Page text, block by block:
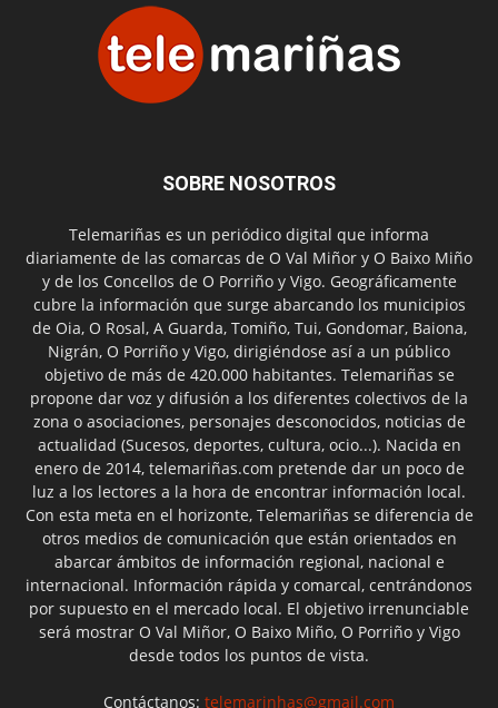
SOBRE NOSOTROS
Telemariñas es un periódico digital que informa
diariamente de las comarcas de O Val Miñor y O Baixo Miño
y de los Concellos de O Porriño y Vigo. Geográficamente
cubre la información que surge abarcando los municipios
de Oia, O Rosal, A Guarda, Tomiño, Tui, Gondomar, Baiona,
Nigrán, O Porriño y Vigo, dirigiéndose así a un público
objetivo de más de 420.000 habitantes. Telemariñas se
propone dar voz y difusión a los diferentes colectivos de la
zona o asociaciones, personajes desconocidos, noticias de
actualidad (Sucesos, deportes, cultura, ocio...). Nacida en
enero de 2014, telemariñas.com pretende dar un poco de
luz a los lectores a la hora de encontrar información local.
Con esta meta en el horizonte, Telemariñas se diferencia de
otros medios de comunicación que están orientados en
abarcar ámbitos de información regional, nacional e
internacional. Información rápida y comarcal, centrándonos
por supuesto en el mercado local. El objetivo irrenunciable
será mostrar O Val Miñor, O Baixo Miño, O Porriño y Vigo
desde todos los puntos de vista.
Contáctanos: telemarinhas@gmail.com